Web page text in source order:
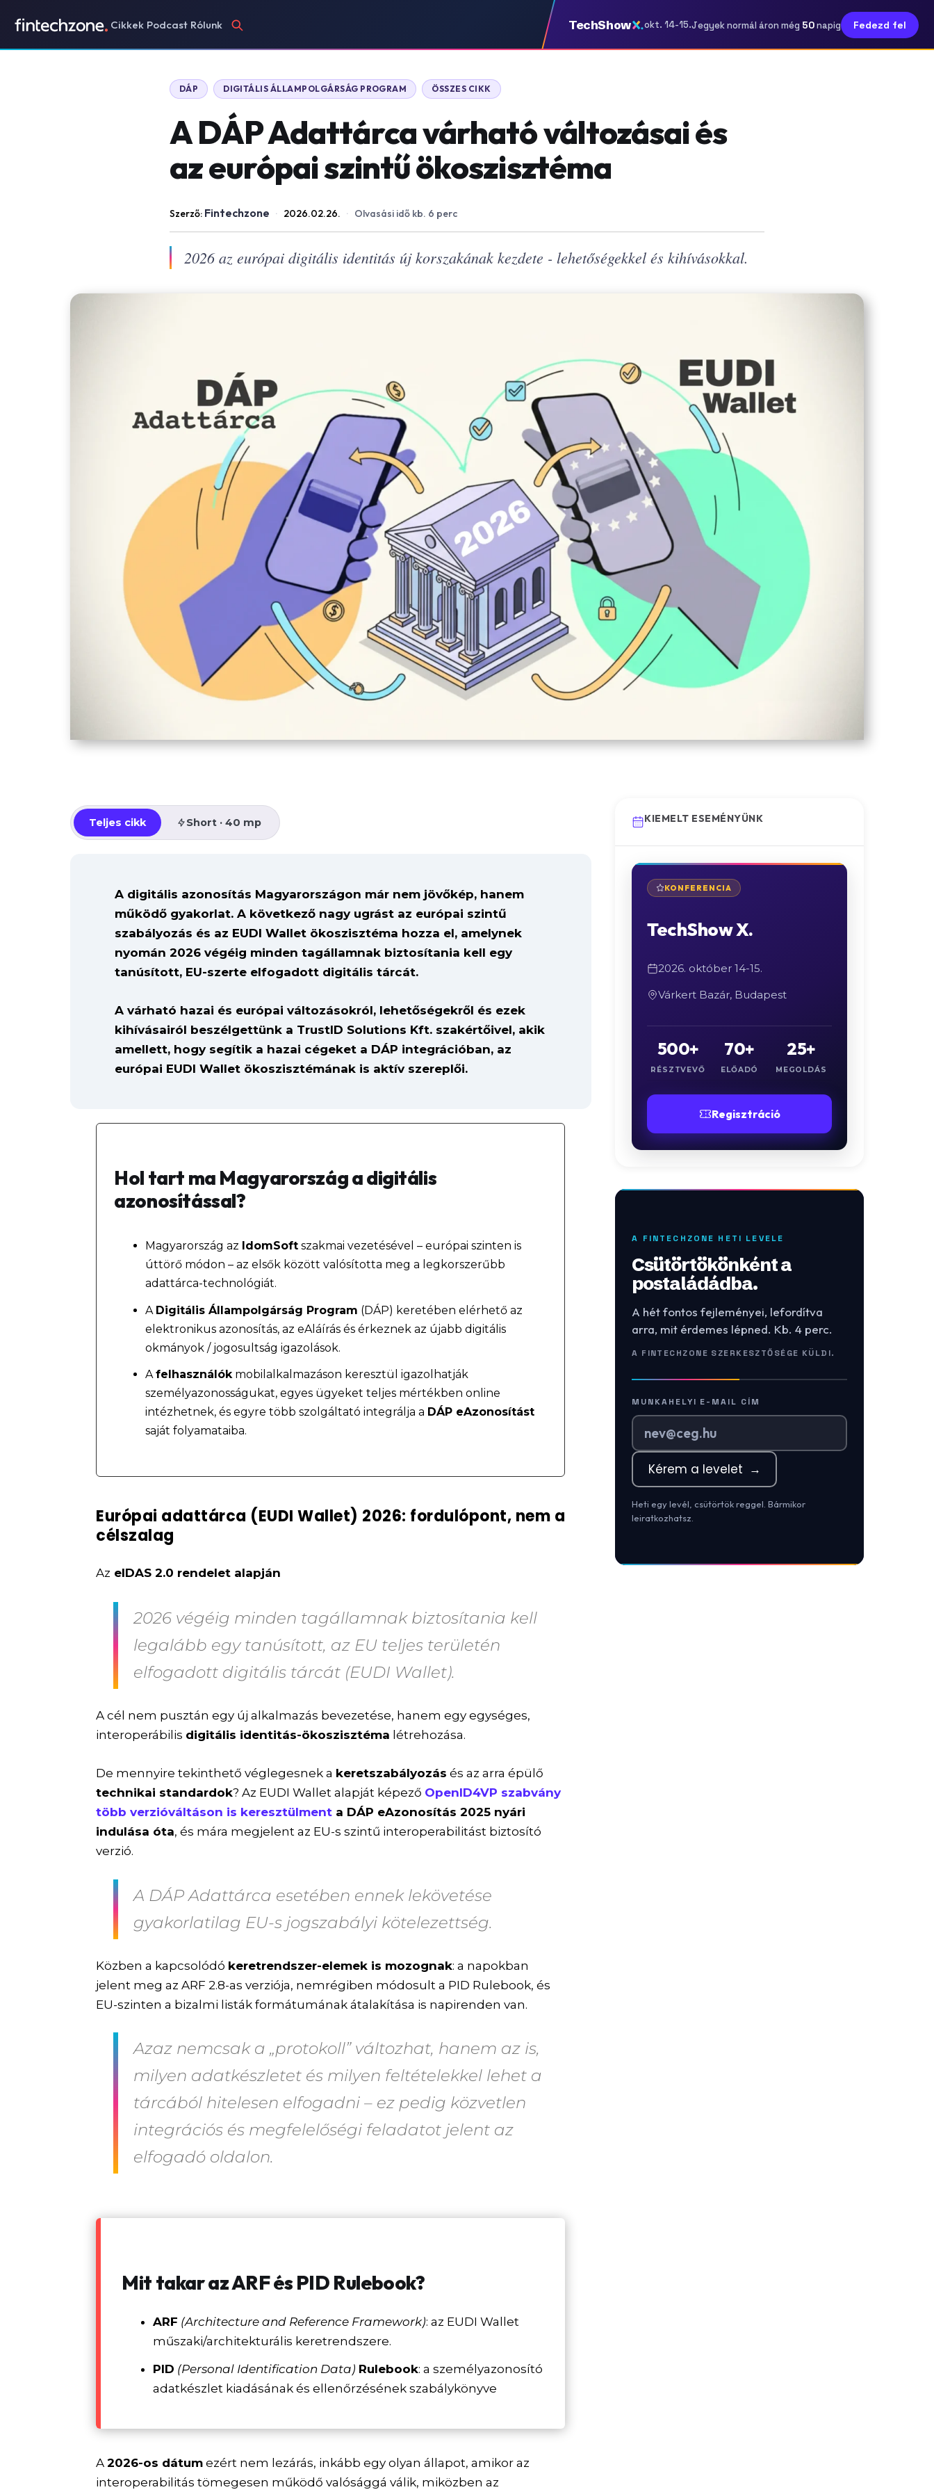
Cikkek Podcast Rólunk TechShow okt. 14-15.Jegyek normál áron még 50napig Fedezd fel
DÁP DIGITÁLIS ÁLLAMPOLGÁRSÁG PROGRAM ÖSSZES CIKK
A DÁP Adattárca várható változásai és
az európai szintű ökoszisztéma
Szerző: Fintechzone · 2026.02.26. · Olvasási idő kb. 6 perc
2026 az európai digitális identitás új korszakának kezdete - lehetőségekkel és kihívásokkal.
Teljes cikk Short · 40 mp
A digitális azonosítás Magyarországon már nem jövőkép, hanem
működő gyakorlat. A következő nagy ugrást az európai szintű
szabályozás és az EUDI Wallet ökoszisztéma hozza el, amelynek
nyomán 2026 végéig minden tagállamnak biztosítania kell egy
tanúsított, EU-szerte elfogadott digitális tárcát.
A várható hazai és európai változásokról, lehetőségekről és ezek
kihívásairól beszélgettünk a TrustID Solutions Kft. szakértőivel, akik
amellett, hogy segítik a hazai cégeket a DÁP integrációban, az
európai EUDI Wallet ökoszisztémának is aktív szereplői.
Hol tart ma Magyarország a digitális
azonosítással?
Magyarország az IdomSoft szakmai vezetésével – európai szinten is
úttörő módon – az elsők között valósította meg a legkorszerűbb
adattárca-technológiát.
A Digitális Állampolgárság Program (DÁP) keretében elérhető az
elektronikus azonosítás, az eAláírás és érkeznek az újabb digitális
okmányok / jogosultság igazolások.
Afelhasználók mobilalkalmazáson keresztül igazolhatják
személyazonosságukat, egyes ügyeket teljes mértékben online
intézhetnek, és egyre több szolgáltató integrálja a DÁP eAzonosítást
saját folyamataiba.
Európai adattárca (EUDI Wallet) 2026: fordulópont, nem a
célszalag
Az eIDAS 2.0 rendelet alapján
2026 végéig minden tagállamnak biztosítania kell
legalább egy tanúsított, az EU teljes területén
elfogadott digitális tárcát (EUDI Wallet).
A cél nem pusztán egy új alkalmazás bevezetése, hanem egy egységes,
interoperábilis digitális identitás-ökoszisztéma létrehozása.
De mennyire tekinthető véglegesnek a keretszabályozás és az arra épülő
technikai standardok? Az EUDI Wallet alapját képező OpenID4VP szabvány
több verzióváltáson is keresztülment a DÁP eAzonosítás 2025 nyári
indulása óta, és mára megjelent az EU-s szintű interoperabilitást biztosító
verzió.
A DÁP Adattárca esetében ennek lekövetése
gyakorlatilag EU-s jogszabályi kötelezettség.
Közben a kapcsolódó keretrendszer-elemek is mozognak: a napokban
jelent meg az ARF 2.8-as verziója, nemrégiben módosult a PID Rulebook, és
EU-szinten a bizalmi listák formátumának átalakítása is napirenden van.
Azaz nemcsak a „protokoll” változhat, hanem az is,
milyen adatkészletet és milyen feltételekkel lehet a
tárcából hitelesen elfogadni – ez pedig közvetlen
integrációs és megfelelőségi feladatot jelent az
elfogadó oldalon.
Mit takar az ARF és PID Rulebook?
ARF (Architecture and Reference Framework): az EUDI Wallet
műszaki/architekturális keretrendszere.
PID (Personal Identification Data) Rulebook: a személyazonosító
adatkészlet kiadásának és ellenőrzésének szabálykönyve
A2026-os dátum ezért nem lezárás, inkább egy olyan állapot, amikor az
interoperabilitás tömegesen működő valósággá válik, miközben az
KIEMELT ESEMÉNYÜNK
KONFERENCIA
TechShow X.
2026. október 14-15.
Várkert Bazár, Budapest
500+
RÉSZTVEVŐ
70+
ELŐADÓ
25+
MEGOLDÁS
Regisztráció
A FINTECHZONE HETI LEVELE
Csütörtökönként a
postaládádba.
A hét fontos fejleményei, lefordítva
arra, mit érdemes lépned. Kb. 4 perc.
A FINTECHZONE SZERKESZTŐSÉGE KÜLDI.
MUNKAHELYI E-MAIL CÍM
Kérem a levelet →
Heti egy levél, csütörtök reggel. Bármikor
leiratkozhatsz.